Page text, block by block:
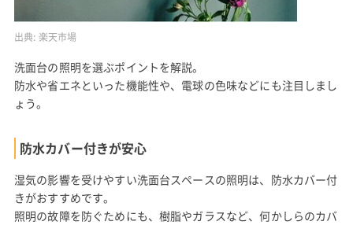
出典: 楽天市場
洗面台の照明を選ぶポイントを解説。
防水や省エネといった機能性や、電球の色味などにも注目しまし
ょう。
防水カバー付きが安心
湿気の影響を受けやすい洗面台スペースの照明は、防水カバー付
きがおすすめです。
照明の故障を防ぐためにも、樹脂やガラスなど、何かしらのカバ